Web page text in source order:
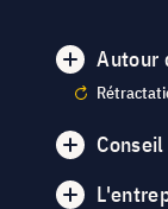
Autour